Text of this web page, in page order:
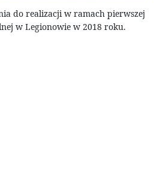
do realizacji w ramach pierwszej
w Legionowie w 2018 roku.